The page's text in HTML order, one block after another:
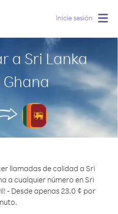
Inicie sesión
a Sri Lanka
llamadas de calidad a Sri
a cualquier número en Sri
- Desde apenas 23.0 ¢ por